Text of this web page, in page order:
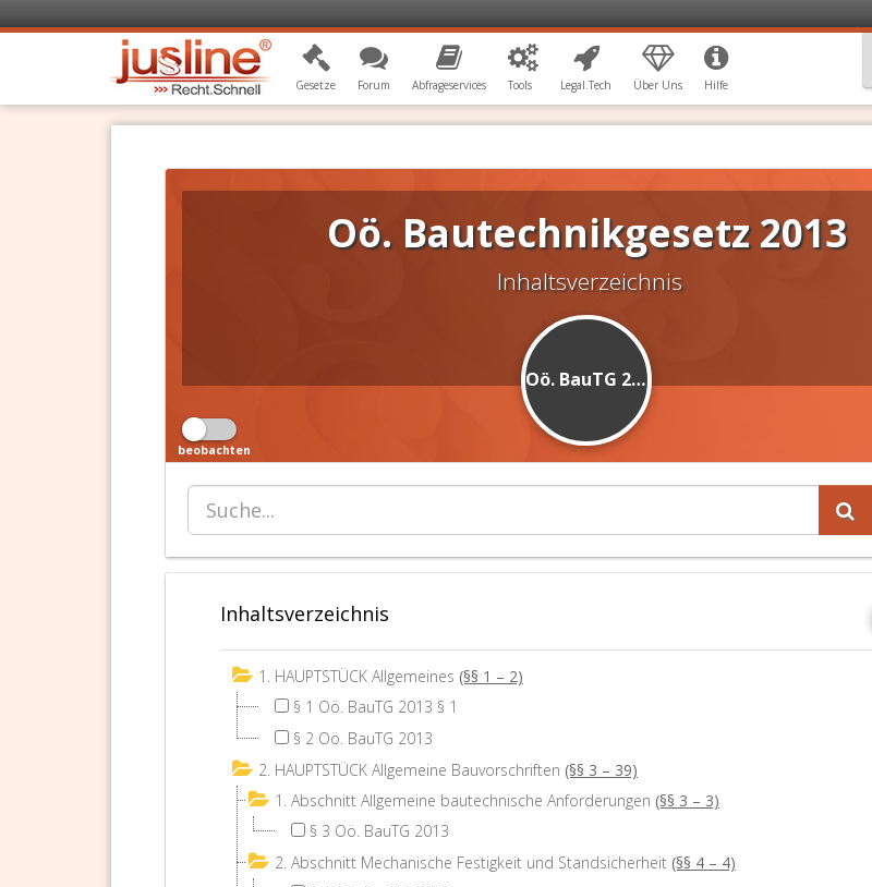
Gesetze Forum Abfrageservices Tools Legal.Tech Über Uns Hilfe
Oö. Bautechnikgesetz 2013
Inhaltsverzeichnis
Oö. BauTG 2013
beobachten
Inhaltsverzeichnis
1. HAUPTSTÜCK Allgemeines (§§ 1 – 2)
§ 1 Oö. BauTG 2013 § 1
§ 2 Oö. BauTG 2013
2. HAUPTSTÜCK Allgemeine Bauvorschriften (§§ 3 – 39)
1. Abschnitt Allgemeine bautechnische Anforderungen (§§ 3 – 3)
§ 3 Oö. BauTG 2013
2. Abschnitt Mechanische Festigkeit und Standsicherheit (§§ 4 – 4)